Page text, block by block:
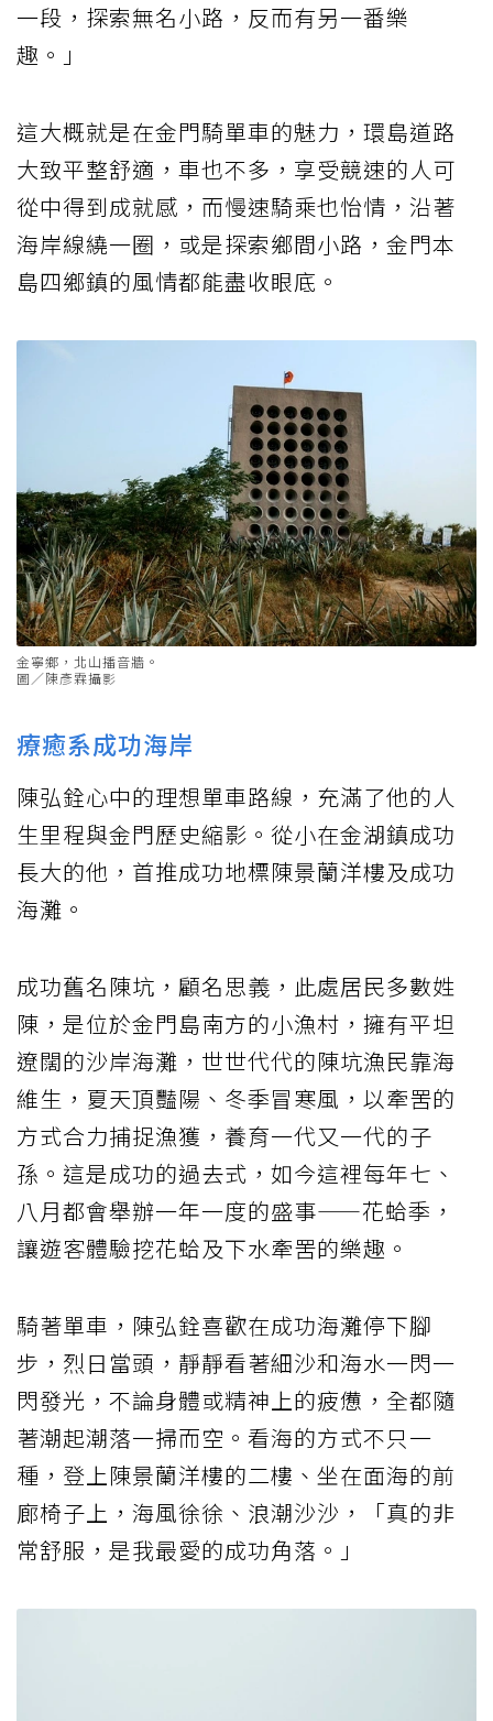
一段，探索無名小路，反而有另一番樂
趣。」
這大概就是在金門騎單車的魅力，環島道路
大致平整舒適，車也不多，享受競速的人可
從中得到成就感，而慢速騎乘也怡情，沿著
海岸線繞一圈，或是探索鄉間小路，金門本
島四鄉鎮的風情都能盡收眼底。
金寧鄉，北山播音牆。
圖／陳彥霖攝影
療癒系成功海岸
陳弘銓心中的理想單車路線，充滿了他的人
生里程與金門歷史縮影。從小在金湖鎮成功
長大的他，首推成功地標陳景蘭洋樓及成功
海灘。
成功舊名陳坑，顧名思義，此處居民多數姓
陳，是位於金門島南方的小漁村，擁有平坦
遼闊的沙岸海灘，世世代代的陳坑漁民靠海
維生，夏天頂豔陽、冬季冒寒風，以牽罟的
方式合力捕捉漁獲，養育一代又一代的子
孫。這是成功的過去式，如今這裡每年七、
八月都會舉辦一年一度的盛事——花蛤季，
讓遊客體驗挖花蛤及下水牽罟的樂趣。
騎著單車，陳弘銓喜歡在成功海灘停下腳
步，烈日當頭，靜靜看著細沙和海水一閃一
閃發光，不論身體或精神上的疲憊，全都隨
著潮起潮落一掃而空。看海的方式不只一
種，登上陳景蘭洋樓的二樓、坐在面海的前
廊椅子上，海風徐徐、浪潮沙沙，「真的非
常舒服，是我最愛的成功角落。」